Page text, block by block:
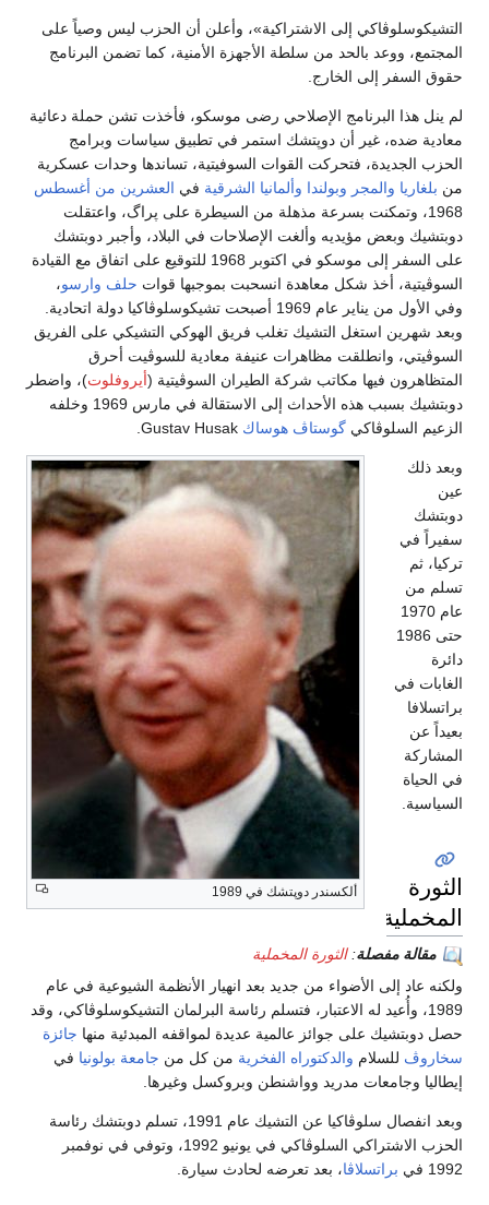
التشيكوسلوڤاكي إلى الاشتراكية»، وأعلن أن الحزب ليس وصياً على
المجتمع، ووعد بالحد من سلطة الأجهزة الأمنية، كما تضمن البرنامج
حقوق السفر إلى الخارج.
لم ينل هذا البرنامج الإصلاحي رضى موسكو، فأخذت تشن حملة دعائية
معادية ضده، غير أن دوپتشك استمر في تطبيق سياسات وبرامج
الحزب الجديدة، فتحركت القوات السوفيتية، تساندها وحدات عسكرية
من بلغاريا والمجر وبولندا وألمانيا الشرقية في العشرين من أغسطس
1968، وتمكنت بسرعة مذهلة من السيطرة على پراگ، واعتقلت
دوبتشيك وبعض مؤيديه وألغت الإصلاحات في البلاد، وأجبر دوبتشك
على السفر إلى موسكو في اكتوبر 1968 للتوقيع على اتفاق مع القيادة
السوڤيتية، أخذ شكل معاهدة انسحبت بموجبها قوات حلف وارسو،
وفي الأول من يناير عام 1969 أصبحت تشيكوسلوڤاكيا دولة اتحادية.
وبعد شهرين استغل التشيك تغلب فريق الهوكي التشيكي على الفريق
السوڤيتي، وانطلقت مظاهرات عنيفة معادية للسوڤيت أحرق
المتظاهرون فيها مكاتب شركة الطيران السوڤيتية (أيروفلوت)، واضطر
دوبتشيك بسبب هذه الأحداث إلى الاستقالة في مارس 1969 وخلفه
الزعيم السلوڤاكي گوستاڤ هوساك
ألكسندر دوپتشك في 1989
وبعد ذلك
عين
دوبتشك
سفيراً في
تركيا، ثم
تسلم من
عام 1970
حتى 1986
دائرة
الغابات في
براتسلافا
بعيداً عن
المشاركة
في الحياة
السياسية.
الثورة
المخملية
مقالة مفصلة:الثورة المخملية
ولكنه عاد إلى الأضواء من جديد بعد انهيار الأنظمة الشيوعية في عام
1989، وأُعيد له الاعتبار، فتسلم رئاسة البرلمان التشيكوسلوڤاكي، وقد
حصل دوبتشيك على جوائز عالمية عديدة لمواقفه المبدئية منها جائزة
سخاروڤ للسلام والدكتوراه الفخرية من كل من جامعة بولونيا في
إيطاليا وجامعات مدريد وواشنطن وبروكسل وغيرها.
وبعد انفصال سلوڤاكيا عن التشيك عام 1991، تسلم دوبتشك رئاسة
الحزب الاشتراكي السلوڤاكي في يونيو 1992، وتوفي في نوفمبر
1992 في
براتسلاڤا، بعد تعرضه لحادث سيارة.